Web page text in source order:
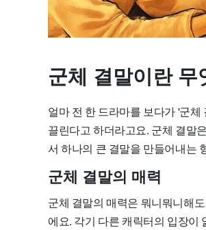
군체 결말이란 무
얼마 전 한 드라마를 보다가 '군
끌린다고 하더라고요. 군체 결말
서 하나의 큰 결말을 만들어내는
군체 결말의 매력
군체 결말의 매력은 뭐니뭐니해
에요. 각기 다른 캐릭터의 입장이